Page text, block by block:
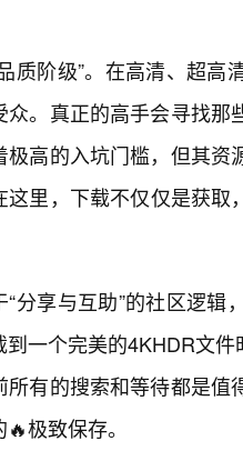
质阶级”。在高清、超
众。真正的高手会寻找
极高的入坑门槛，但其
这里，下载不仅仅是获
“分享与互助”的社区逻
到一个完美的4KHDR文
所有的搜索和等待都是
极致保存。